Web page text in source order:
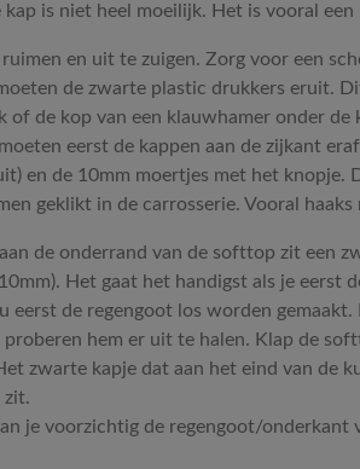
kap is niet heel moeilijk. Het is vooral
en uit te zuigen. Zorg voor een
de zwarte plastic drukkers eruit.
of de kop van een klauwhamer onder
eerst de kappen aan de zijkant
en de 10mm moertjes met het
geklikt in de carrosserie. Vooral
de onderrand van de softtop zit een
Het gaat het handigst als je eerst
eerst de regengoot los worden
hem er uit te halen. Klap de
zwarte kapje dat aan het eind van de
zit.
je voorzichtig de regengoot/